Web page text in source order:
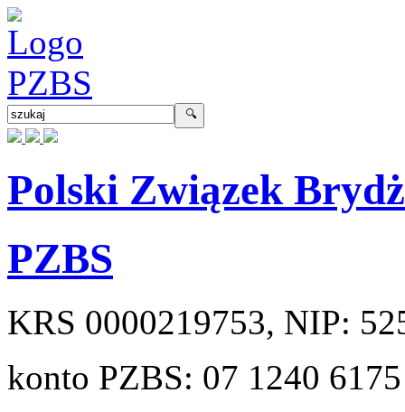
Polski Związek
PZBS
KRS 0000219753, NIP:
konto PZBS: 07 1240